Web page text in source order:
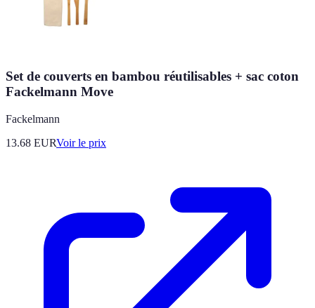
Set de couverts en bambou réutilisables + sac coton
Fackelmann Move
Fackelmann
13.68 EURVoir le prix